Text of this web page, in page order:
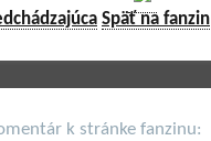
Späť na fanzin
k stránke fanzinu: